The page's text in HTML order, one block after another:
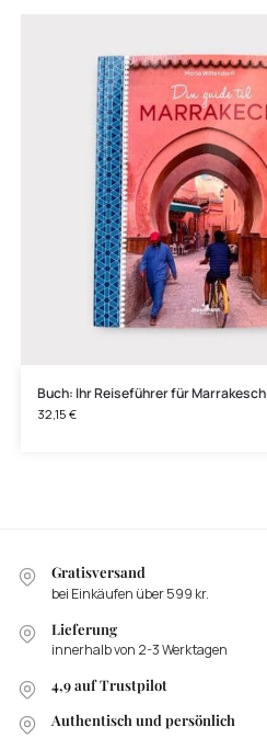
Buch: Ihr Reiseführer für Marrakesch
32,15 €
Gratisversand
bei Einkäufen über 599 kr.
Lieferung
innerhalb von 2-3 Werktagen
4,9 auf Trustpilot
Authentisch und persönlich